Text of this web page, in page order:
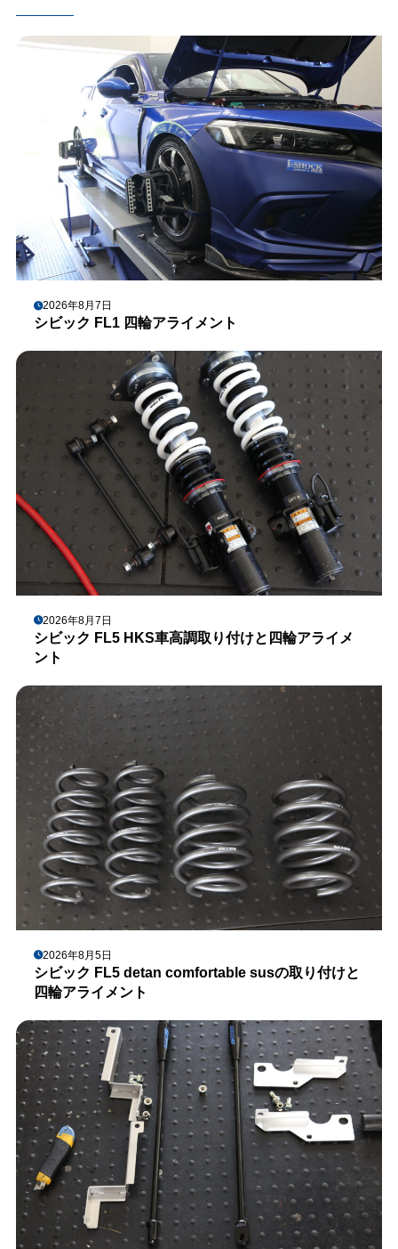
2026年8月7日
シビック FL1 四輪アライメント
2026年8月7日
シビック FL5 HKS車高調取り付けと四輪アライメ
ント
2026年8月5日
シビック FL5 detan comfortable susの取り付けと
四輪アライメント